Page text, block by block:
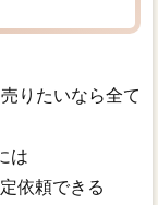
りたいなら全て
は
依頼できる